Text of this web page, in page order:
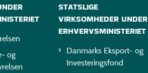
og
STATSLIGE
VIRKSOMHEDER UNDER
ERHVERVSMINISTERIET
Danmarks Eksport- og
Investeringsfond